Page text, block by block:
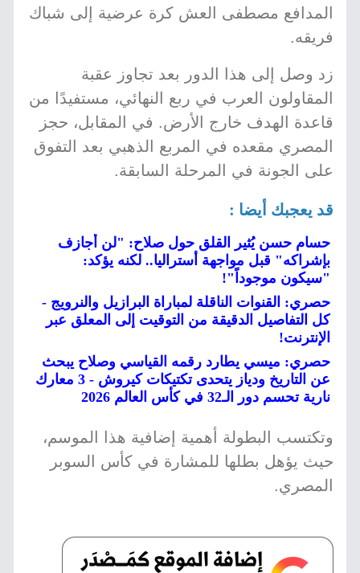
المدافع مصطفى العش كرة عرضية إلى شباك
فريقه.
زد وصل إلى هذا الدور بعد تجاوز عقبة
المقاولون العرب في ربع النهائي، مستفيدًا من
قاعدة الهدف خارج الأرض. في المقابل، حجز
المصري مقعده في المربع الذهبي بعد التفوق
على الجونة في المرحلة السابقة.
قد يعجبك أيضا :
حسام حسن يُثير القلق حول صلاح: "لن أجازف
بإشراكه" قبل مواجهة أستراليا.. لكنه يؤكد:
"سيكون موجوداً"!
حصري: القنوات الناقلة لمباراة البرازيل والنرويج -
كل التفاصيل الدقيقة من التوقيت إلى المعلق عبر
الإنترنت!
حصري: ميسي يطارد رقمه القياسي وصلاح يبحث
عن التاريخ ودياز يتحدى تكتيكات كيروش - 3 معارك
نارية تحسم دور الـ32 في كأس العالم 2026
وتكتسب البطولة أهمية إضافية هذا الموسم،
حيث يؤهل بطلها للمشارة في كأس السوبر
المصري.